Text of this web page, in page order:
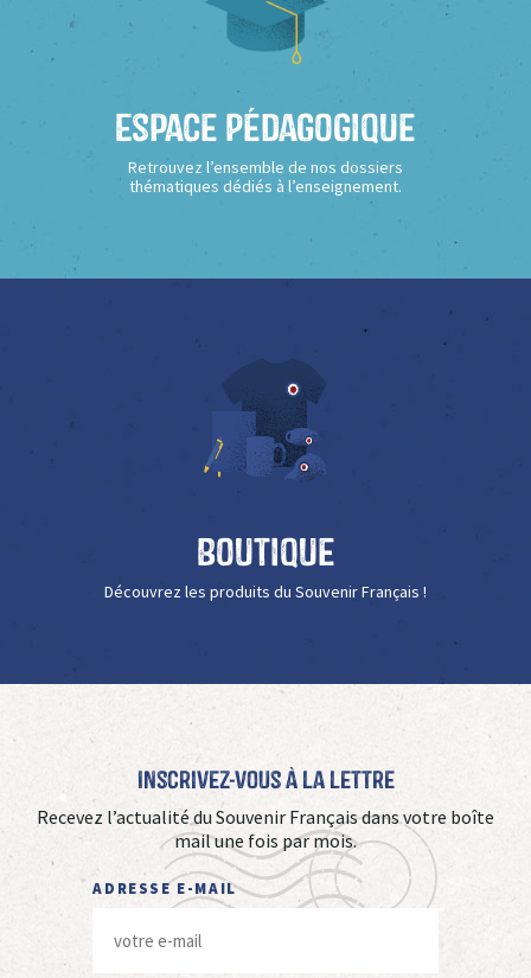
Espace Pédagogique
Retrouvez l’ensemble de nos dossiers
thématiques dédiés à l’enseignement.
Boutique
Découvrez les produits du Souvenir Français !
Inscrivez-vous à La Lettre
Recevez l’actualité du Souvenir Français dans votre boîte
mail une fois par mois.
ADRESSE E-MAIL